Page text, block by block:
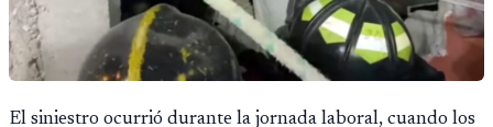
El siniestro ocurrió durante la jornada laboral, cuando los